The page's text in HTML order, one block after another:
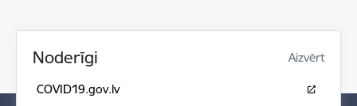
Noderīgi Aizvērt
COVID19.gov.lv